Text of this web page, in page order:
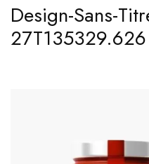
Design-Sans-
27T135329.626